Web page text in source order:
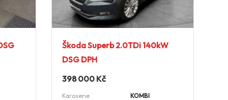
Škoda Superb 2.0TDi 140kW
DSG DPH
398 000 Kč
Karoserie
KOMBI